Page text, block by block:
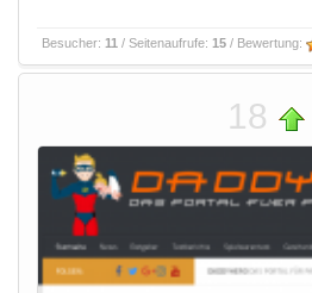
Besucher: 11 / Seitenaufrufe: 15 / Bewertung:
18